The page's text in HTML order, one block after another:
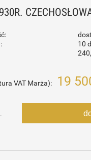
10
Cena nie
płatności
VAT Marża): 19